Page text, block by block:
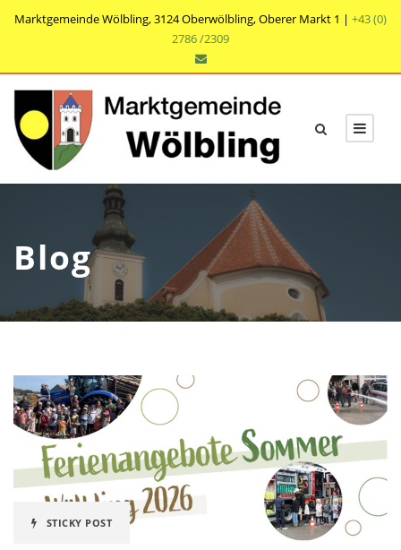
Marktgemeinde Wölbling, 3124 Oberwölbling, Oberer Markt 1 | +43 (0)
2786 /2309
Blog
STICKY POST